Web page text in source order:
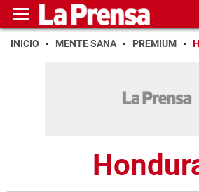
INICIO MENTE SANA PREMIUM